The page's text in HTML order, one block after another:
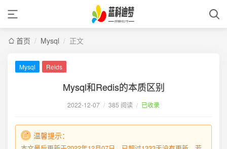
首页 / Mysql / 正文
Mysql Reids
Mysql和Redis的本质区别
2022-12-07 / 385 阅读 / 已收录
温馨提示：